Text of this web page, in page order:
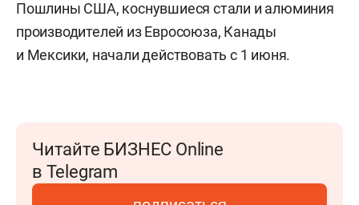
Пошлины США, коснувшиеся стали и алюминия
производителей из Евросоюза, Канады
и Мексики, начали действовать с 1 июня.
Читайте БИЗНЕС Online
в Telegram